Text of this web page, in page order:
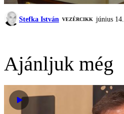
Stefka István VEZÉRCIKK június 14.
Ajánljuk még